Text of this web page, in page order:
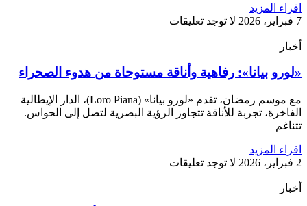
اقراء المزيد
7 فبراير، 2026
لا توجد تعليقات
أخبار
«لورو بيانا»: رفاهية وأناقة مستوحاة من هدوء الصحراء
مع موسم رمضان، تقدم «لورو بيانا» (Loro Piana)، الدار الإيطالية
الفاخرة، تجربة للأناقة تتجاوز الرؤية البصرية لتصل إلى الحواس.
تتناغم
اقراء المزيد
2 فبراير، 2026
لا توجد تعليقات
أخبار